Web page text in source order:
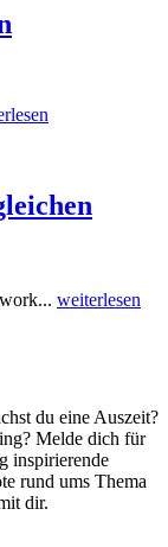
weiterlesen
du eine Auszeit?
Melde dich für
inspirierende
rund ums Thema
dir.